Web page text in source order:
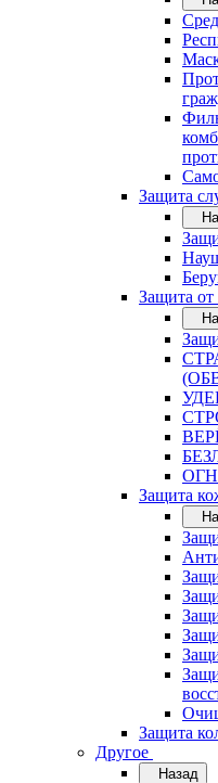
Защита
Защита
Защита
Защита
Другое
Назад